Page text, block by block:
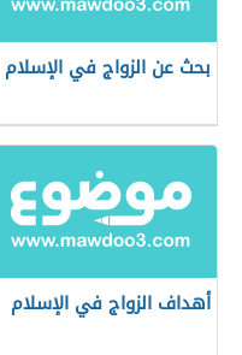
بحث عن الزواج في الإسلام
أهداف الزواج في الإسلام